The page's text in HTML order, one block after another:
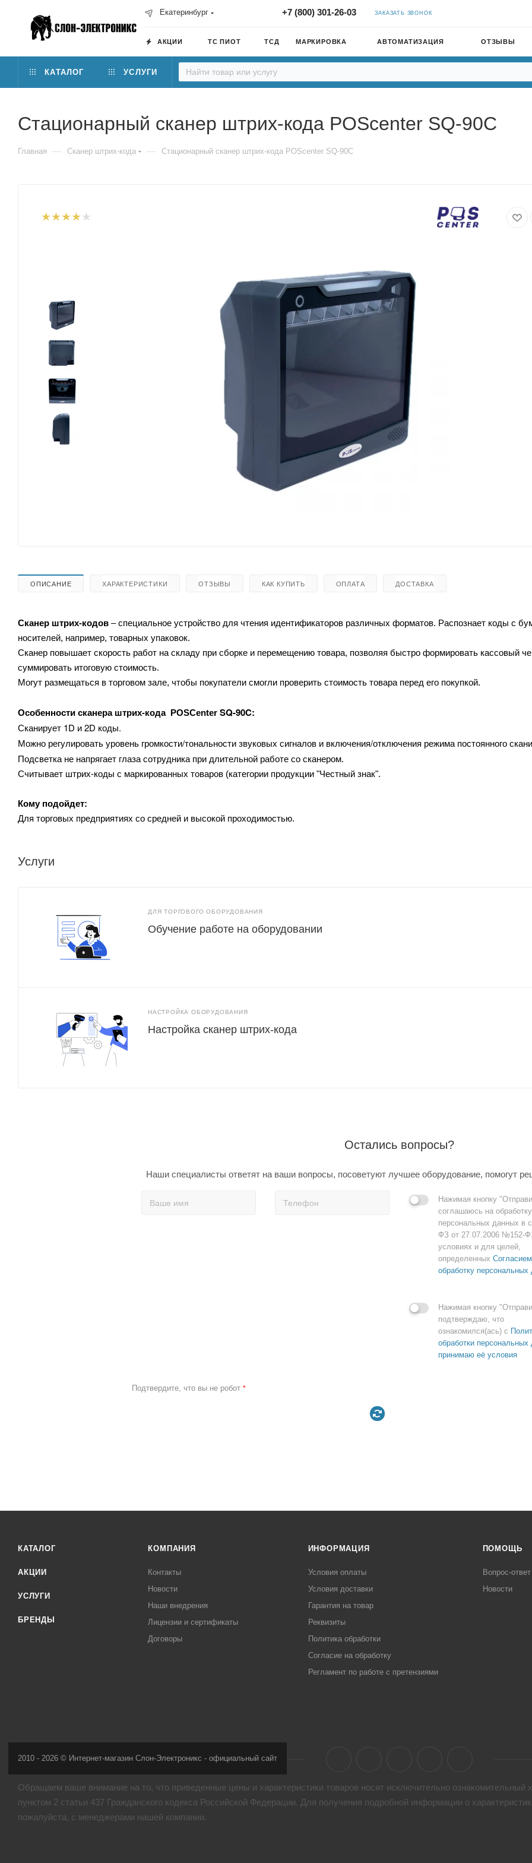
Екатеринбург +7 (800) 301-26-03 ЗАКАЗАТЬ ЗВОНОК
АКЦИИ ТС ПИОТ ТСД МАРКИРОВКА АВТОМАТИЗАЦИЯ ОТЗЫВЫ
КАТАЛОГ УСЛУГИ
Стационарный сканер штрих-кода POScenter SQ-90C
Главная — Сканер штрих-кода — Стационарный сканер штрих-кода POScenter SQ-90C
ОПИСАНИЕ ХАРАКТЕРИСТИКИ ОТЗЫВЫ КАК КУПИТЬ ОПЛАТА ДОСТАВКА
Сканер штрих-кодов – специальное устройство для чтения идентификаторов различных форматов. Распознает коды с
носителей, например, товарных упаковок.
Сканер повышает скорость работ на складу при сборке и перемещению товара, позволяя быстро формировать кассовый
суммировать итоговую стоимость.
Могут размещаться в торговом зале, чтобы покупатели смогли проверить стоимость товара перед его покупкой.
Особенности сканера штрих-кода POSCenter SQ-90C:
Сканирует 1D и 2D коды.
Можно регулировать уровень громкости/тональности звуковых сигналов и включения/отключения режима постоянного
Подсветка не напрягает глаза сотрудника при длительной работе со сканером.
Считывает штрих-коды с маркированных товаров (категории продукции "Честный знак".
Кому подойдет:
Для торговых предприятиях со средней и высокой проходимостью.
Услуги
ДЛЯ ТОРГОВОГО ОБОРУДОВАНИЯ
Обучение работе на оборудовании
НАСТРОЙКА ОБОРУДОВАНИЯ
Настройка сканер штрих-кода
Остались вопросы?
Наши специалисты ответят на ваши вопросы, посоветуют лучшее оборудование, помогут
Нажимая кнопку
соглашаюсь на
персональных данных в
ФЗ от 27.07.2006 №152-
условиях и для целей,
определенных
обработку персональных
Нажимая кнопку
подтверждаю, что
ознакомился(ась) с
обработки персональных
принимаю её условия
Подтвердите, что вы не робот *
КАТАЛОГ
АКЦИИ
УСЛУГИ
БРЕНДЫ
КОМПАНИЯ
Контакты
Новости
Наши внедрения
Лицензии и сертификаты
Договоры
ИНФОРМАЦИЯ
Условия оплаты
Условия доставки
Гарантия на товар
Реквизиты
Политика обработки
Согласие на обработку
Регламент по работе с претензиями
ПОМОЩЬ
Вопрос-ответ
Новости
2010 - 2026 © Интернет-магазин Слон-Электроникс - официальный сайт
Обращаем ваше внимание на то, что приведенные цены и характеристики товaров носят исключительно ознакомительный
пунктом 2 статьи 437 Гражданского кодекса Российской Федерации. Для получения подробной информации о
пожалуйста, с менеджерами нашей компании.